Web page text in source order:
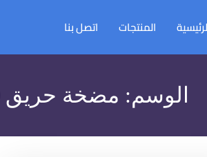
المنتجات اتصل بنا
الوسم: مضخة حريق 50 جالون